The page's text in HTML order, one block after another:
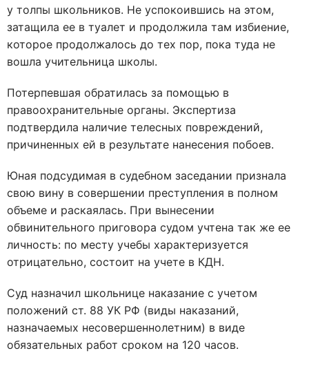
у толпы школьников. Не успокоившись на этом,
затащила ее в туалет и продолжила там избиение,
которое продолжалось до тех пор, пока туда не
вошла учительница школы.
Потерпевшая обратилась за помощью в
правоохранительные органы. Экспертиза
подтвердила наличие телесных повреждений,
причиненных ей в результате нанесения побоев.
Юная подсудимая в судебном заседании признала
свою вину в совершении преступления в полном
объеме и раскаялась. При вынесении
обвинительного приговора судом учтена так же ее
личность: по месту учебы характеризуется
отрицательно, состоит на учете в КДН.
Суд назначил школьнице наказание с учетом
положений ст. 88 УК РФ (виды наказаний,
назначаемых несовершеннолетним) в виде
обязательных работ сроком на 120 часов.